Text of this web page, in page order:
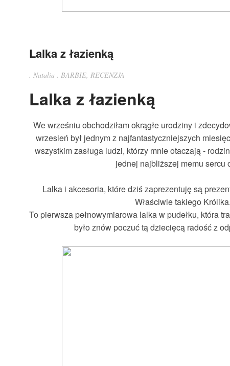
Lalka z łazienką
. Natalia . BARBIE, RECENZJA
Lalka z łazienką
We wrześniu obchodziłam okrągłe urodziny i
wrzesień był jednym z najfantastyczniejszych
wszystkim zasługa ludzi, którzy mnie otaczają -
jednej najbliższej memu sercu
Lalka i akcesoria, które dziś zaprezentuję są
Właściwie takiego Królika.
To pierwsza pełnowymiarowa lalka w pudełku, która
było znów poczuć tą dziecięcą radość z